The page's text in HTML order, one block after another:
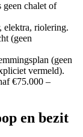
geen chalet of
elektra, riolering.
(geen
(geen
vermeld).
€75.000 –
en bezit